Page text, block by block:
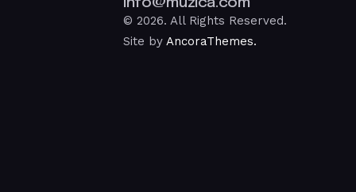
© 2026. All Rights Reserved.
Site by AncoraThemes.